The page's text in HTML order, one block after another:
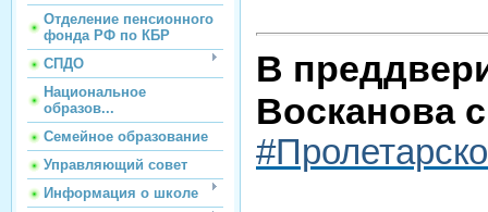
Отделение пенсионного
фонда РФ по КБР
СПДО
Национальное
образов...
Семейное образование
Управляющий совет
Информация о школе
В
Восканова